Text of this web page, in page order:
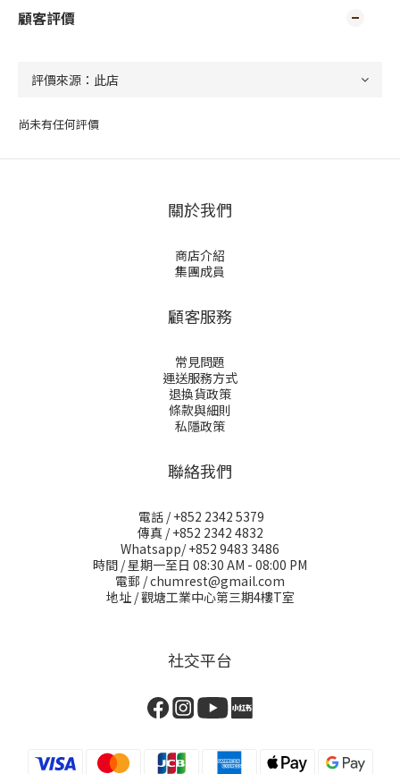
顧客評價
尚未有任何評價
關於我們
商店介紹
集團成員
顧客服務
常見問題
運送服務方式
退換貨政策
條款與細則
私隱政策
聯絡我們
電話 / +852 2342 5379
傳真 / +852 2342 4832
Whatsapp/ +852 9483 3486
時間 / 星期一至日 08:30 AM - 08:00 PM
電郵 / chumrest@gmail.com
地址 / 觀塘工業中心第三期4樓T室
社交平台